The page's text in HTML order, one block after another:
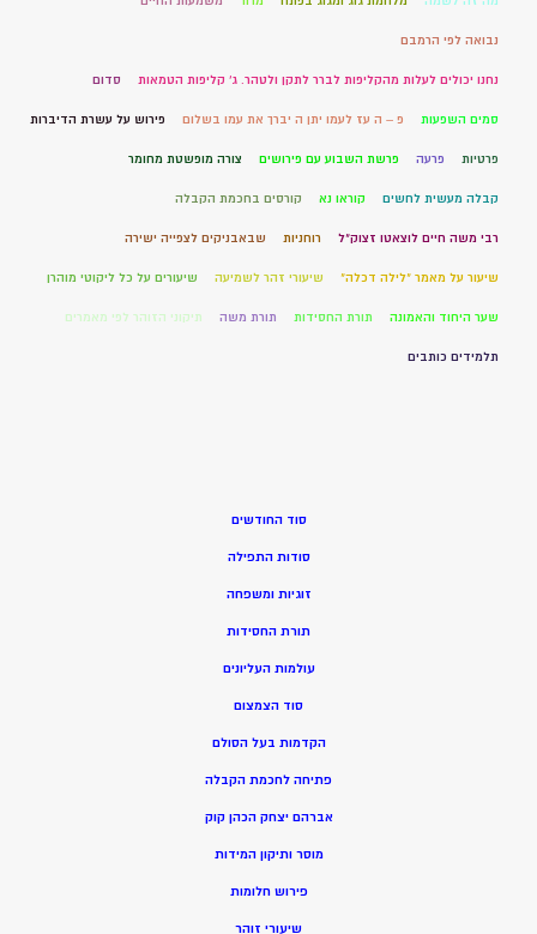
נבואה לפי הרמבם
נחנו יכולים לעלות מהקליפות לברר לתקן ולטהר. ג' קליפות הטמאות סדום
סמים השפעות פ – ה עז לעמו יתן ה יברך את עמו בשלום פירוש על עשרת הדיברות
פרטיות פרעה פרשת השבוע עם פירושים צורה מופשטת מחומר
קבלה מעשית לחשים קוראו נא קורסים בחכמת הקבלה
רבי משה חיים לוצאטו זצוק"ל רוחניות שבאבניקים לצפייה ישירה
שיעור על מאמר "לילה דכלה" שיעורי זהר לשמיעה שיעורים על כל ליקוטי מוהרן
שער היחוד והאמונה תורת החסידות תורת משה תיקוני הזוהר לפי מאמרים
תלמידים כותבים
סוד החודשים
סודות התפילה
זוגיות ומשפחה
תורת החסידות
עולמות העליונים
סוד הצמצום
הקדמות בעל הסולם
פתיחה לחכמת הקבלה
אברהם יצחק הכהן קוק
מוסר ותיקון המידות
פירוש חלומות
שיעורי זוהר